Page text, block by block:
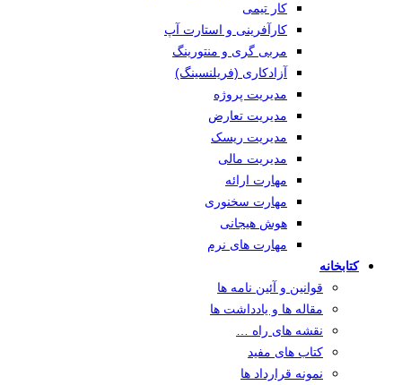
کار تیمی
کارآفرینی و استارت آپ
مربی گری و منتورینگ
آزادکاری (فریلنسینگ)
مدیریت پروژه
مدیریت تعارض
مدیریت ریسک
مدیریت مالی
مهارت ارائه
مهارت سخنوری
هوش هیجانی
مهارت های نرم
کتابخانه
قوانین و آئین نامه ها
مقاله ها و یادداشت ها
نقشه های راه …
کتاب های مفید
نمونه قرارداد ها